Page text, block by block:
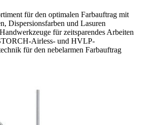
für den optimalen Farbauftrag mit
Dispersionsfarben und Lasuren
für zeitsparendes Arbeiten
Airless- und HVLP-
für den nebelarmen Farbauftrag